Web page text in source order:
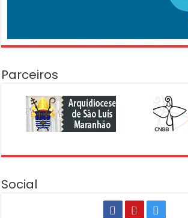
Parceiros
Social